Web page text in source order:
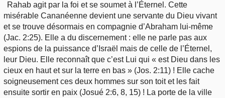
Rahab agit par la foi et se soumet à l’Éternel. Cette
misérable Cananéenne devient une servante du Dieu vivant
et se trouve désormais en compagnie d’Abraham lui-même
(Jac. 2:25). Elle a du discernement : elle ne parle pas aux
espions de la puissance d’Israël mais de celle de l’Éternel,
leur Dieu. Elle reconnaît que c’est Lui qui « est Dieu dans les
cieux en haut et sur la terre en bas » (Jos. 2:11) ! Elle cache
soigneusement ces deux hommes sur son toit et les fait
ensuite sortir en paix (Josué 2:6, 8, 15) ! La porte de la ville